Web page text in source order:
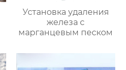
Установка удаления
железа с
марганцевым песком